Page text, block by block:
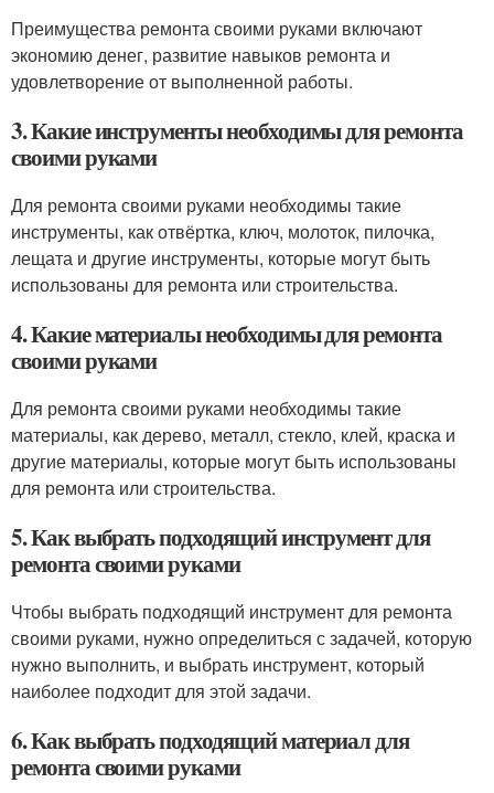
Преимущества ремонта своими руками включают
экономию денег, развитие навыков ремонта и
удовлетворение от выполненной работы.
3. Какие инструменты необходимы для ремонта
своими руками
Для ремонта своими руками необходимы такие
инструменты, как отвёртка, ключ, молоток, пилочка,
лещата и другие инструменты, которые могут быть
использованы для ремонта или строительства.
4. Какие материалы необходимы для ремонта
своими руками
Для ремонта своими руками необходимы такие
материалы, как дерево, металл, стекло, клей, краска и
другие материалы, которые могут быть использованы
для ремонта или строительства.
5. Как выбрать подходящий инструмент для
ремонта своими руками
Чтобы выбрать подходящий инструмент для ремонта
своими руками, нужно определиться с задачей, которую
нужно выполнить, и выбрать инструмент, который
наиболее подходит для этой задачи.
6. Как выбрать подходящий материал для
ремонта своими руками